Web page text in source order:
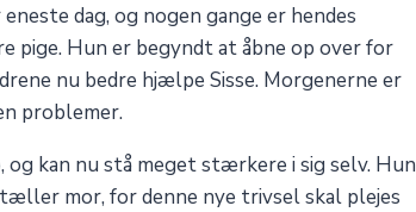
dag, og nogen gange er hendes
pige. Hun er begyndt at åbne op over for
nu bedre hjælpe Sisse. Morgenerne er
problemer.
kan nu stå meget stærkere i sig selv. Hun
mor, for denne nye trivsel skal plejes